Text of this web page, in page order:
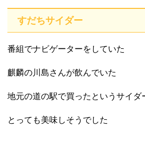
すだちサイダー
番組でナビゲーターをしていた
麒麟の川島さんが飲んでいた
地元の道の駅で買ったというサイダ
とっても美味しそうでした